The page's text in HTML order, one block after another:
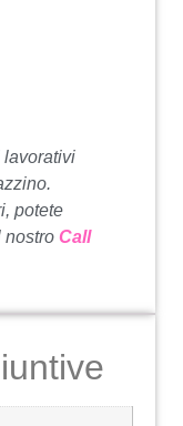
lavorativi
potete
nostro Call